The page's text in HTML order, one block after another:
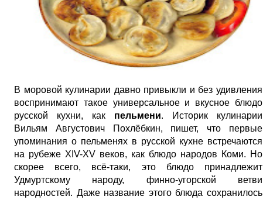
В моровой кулинарии давно привыкли и без удивления
воспринимают такое универсальное и вкусное блюдо
русской кухни, как пельмени. Историк кулинарии
Вильям Августович Похлёбкин, пишет, что первые
упоминания о пельменях в русской кухне встречаются
на рубеже XIV-XV веков, как блюдо народов Коми. Но
скорее всего, всё-таки, это блюдо принадлежит
Удмуртскому народу, финно-угорской ветви
народностей. Даже название этого блюда сохранилось